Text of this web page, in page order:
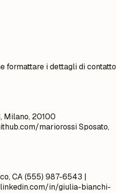
formattare i dettagli di contatto
Milano, 20100
mariorossi Sposato,
CA (555) 987-6543 |
linkedin.com/in/giulia-bianchi-